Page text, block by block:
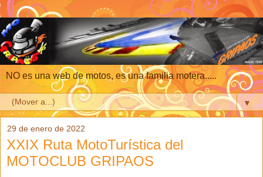
NO es una web de motos, es una familia motera.....
▼
29 de enero de 2022
XXIX Ruta MotoTurística del
MOTOCLUB GRIPAOS